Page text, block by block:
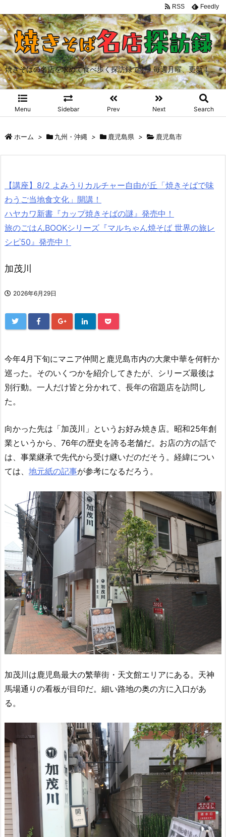
焼きそばの名店を求めて食べ歩く探訪録です。毎週月曜、更新！
Menu Sidebar Prev Next Search
RSS Feedly
ホーム > 九州・沖縄 > 鹿児島県 > 鹿児島市
【講座】8/2 よみうりカルチャー自由が丘「焼きそばで味
わうご当地食文化」開講！
ハヤカワ新書『カップ焼きそばの謎』発売中！
旅のごはんBOOKシリーズ『マルちゃん焼そば 世界の旅レ
シピ50』発売中！
加茂川
2026年6月29日
今年4月下旬にマニア仲間と鹿児島市内の大衆中華を何軒か
巡った。そのいくつかを紹介してきたが、シリーズ最後は
別行動。一人だけ皆と分かれて、長年の宿題店を訪問し
た。
向かった先は「加茂川」というお好み焼き店。昭和25年創
業というから、76年の歴史を誇る老舗だ。お店の方の話で
は、事業継承で先代から受け継いだのだそう。経緯につい
ては、 地元紙の記事が参考になるだろう。
加茂川は鹿児島最大の繁華街・天文館エリアにある。天神
馬場通りの看板が目印だ。細い路地の奥の方に入口があ
る。